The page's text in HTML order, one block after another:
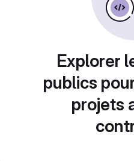
Explorer
publics
projets